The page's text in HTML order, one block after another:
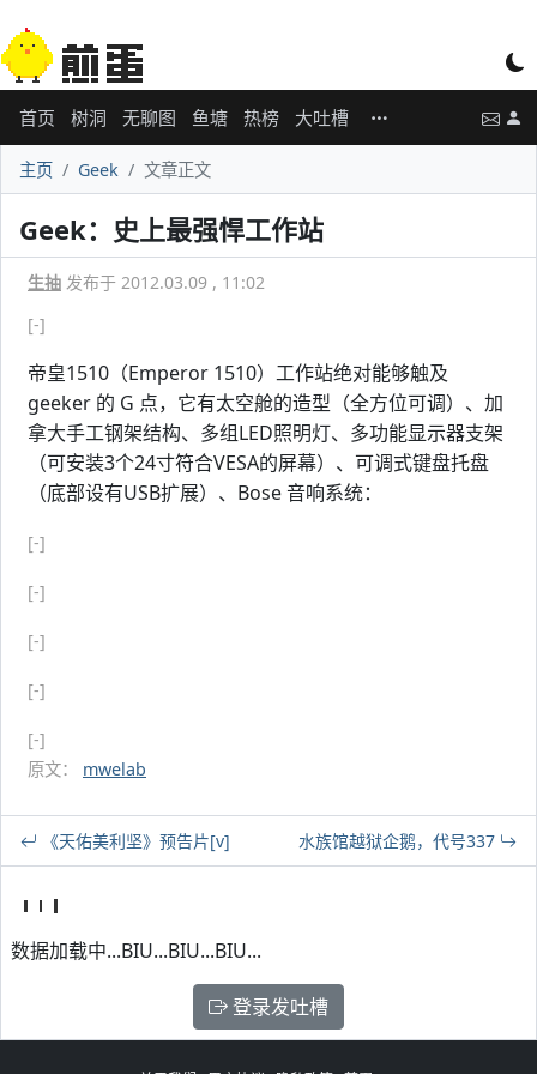
首页 树洞 无聊图 鱼塘 热榜 大吐槽
主页 Geek 文章正文
Geek：史上最强悍工作站
生抽 发布于 2012.03.09 , 11:02
[-]
帝皇1510（Emperor 1510）工作站绝对能够触及
geeker 的 G 点，它有太空舱的造型（全方位可调）、加
拿大手工钢架结构、多组LED照明灯、多功能显示器支架
（可安装3个24寸符合VESA的屏幕）、可调式键盘托盘
（底部设有USB扩展）、Bose 音响系统：
[-]
[-]
[-]
[-]
[-]
原文： mwelab
《天佑美利坚》预告片[v] 水族馆越狱企鹅，代号337
数据加载中...BIU...BIU...BIU...
登录发吐槽